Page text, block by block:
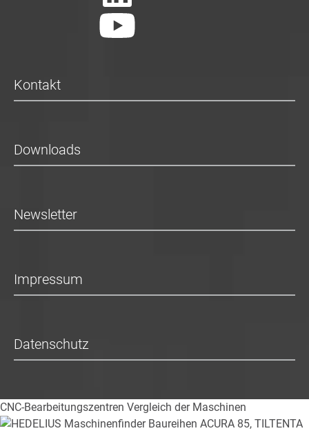
Kontakt
Downloads
Newsletter
Impressum
Datenschutz
CNC-Bearbeitungszentren Vergleich der Maschinen